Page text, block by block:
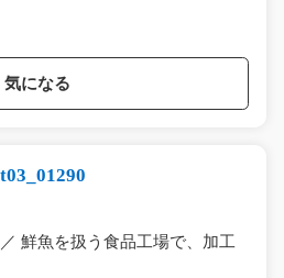
気になる
鮮魚を扱う食品工場で、加工